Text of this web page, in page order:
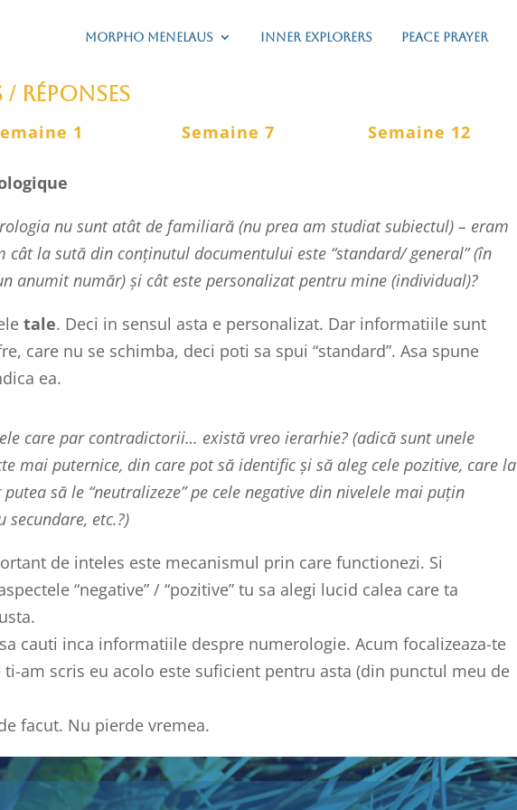
Morpho Menelaus Inner Explorers Peace Prayer
/ Réponses
1 Semaine 7 Semaine 12
nu sunt atât de familiară (nu prea am studiat subiectul) – eram
cât la sută din conținutul documentului este “standard/ general” (în
anumit număr) și cât este personalizat pentru mine (individual)?
tale. Deci in sensul asta e personalizat. Dar informatiile sunt
care nu se schimba, deci poti sa spui “standard”. Asa spune
ea.
care par contradictorii… există vreo ierarhie? (adică sunt unele
mai puternice, din care pot să identific și să aleg cele pozitive, care la
să le “neutralizeze” pe cele negative din nivelele mai puțin
secundare, etc.?)
de inteles este mecanismul prin care functionezi. Si
“negative” / “pozitive” tu sa alegi lucid calea care ta
cauti inca informatiile despre numerologie. Acum focalizeaza-te
ti-am scris eu acolo este suficient pentru asta (din punctul meu de
facut. Nu pierde vremea.